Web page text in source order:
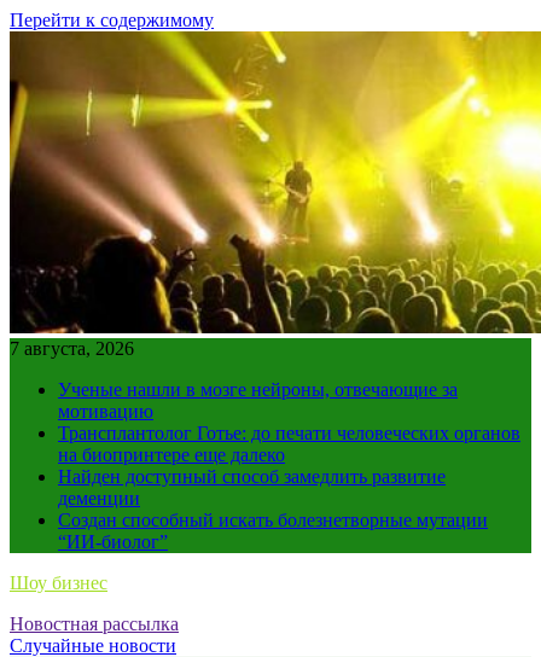
Перейти к содержимому
7 августа, 2026
Ученые нашли в мозге нейроны, отвечающие за
мотивацию
Трансплантолог Готье: до печати человеческих органов
на биопринтере еще далеко
Найден доступный способ замедлить развитие
деменции
Создан способный искать болезнетворные мутации
“ИИ-биолог”
Шоу бизнес
Новостная рассылка
Случайные новости